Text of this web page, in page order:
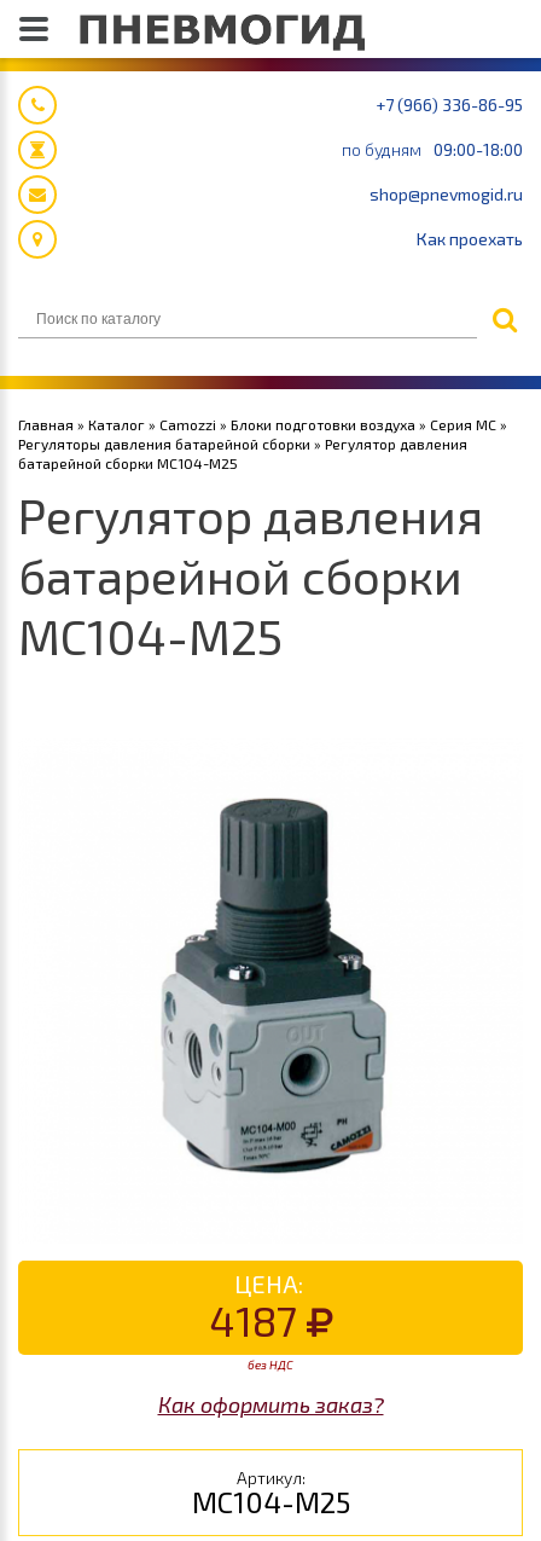
+7 (966) 336-86-95
по будням 09:00-18:00
shop@pnevmogid.ru
Как проехать
Главная » Каталог » Camozzi » Блоки подготовки воздуха » Серия MC »
Регуляторы давления батарейной сборки » Регулятор давления
батарейной сборки MC104-M25
Регулятор давления
батарейной сборки
MC104-M25
ЦЕНА:
4187
без НДС
Как оформить заказ?
Артикул:
MC104-M25